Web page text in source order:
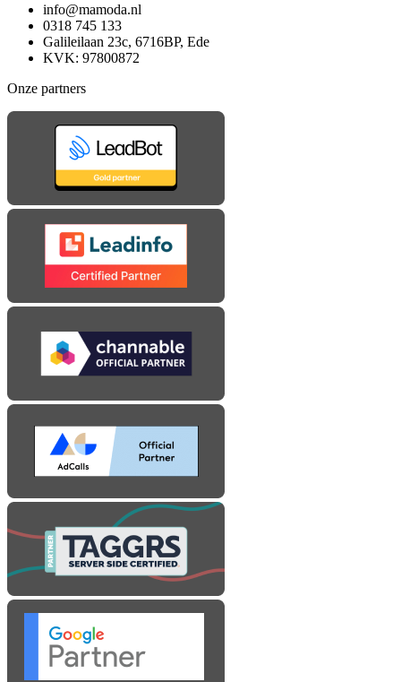
info@mamoda.nl
0318 745 133
Galileilaan 23c, 6716BP, Ede
KVK: 97800872
Onze partners